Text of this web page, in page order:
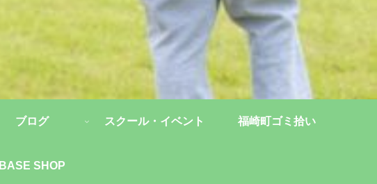
ブログ スクール・イベント 福崎町ゴミ拾い
BASE SHOP